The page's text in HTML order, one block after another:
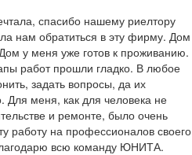
спасибо нашему риелтору
нам обратиться в эту фирму. Дом
у меня уже готов к проживанию.
работ прошли гладко. В любое
задать вопросы, да их
Для меня, как для человека не
и ремонте, было очень
работу на профессионалов своего
всю команду ЮНИТА.